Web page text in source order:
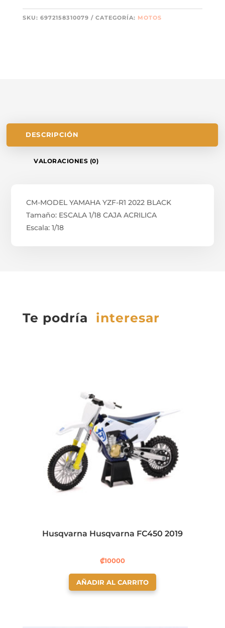
SKU: 6972158310079 CATEGORÍA: MOTOS
DESCRIPCIÓN
VALORACIONES (0)
CM-MODEL YAMAHA YZF-R1 2022 BLACK
Tamaño: ESCALA 1/18 CAJA ACRILICA
Escala: 1/18
Te podría interesar
Husqvarna Husqvarna FC450 2019
₡10000
AÑADIR AL CARRITO